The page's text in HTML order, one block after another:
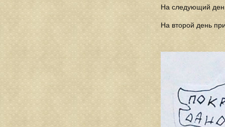
На следующий
На второй день